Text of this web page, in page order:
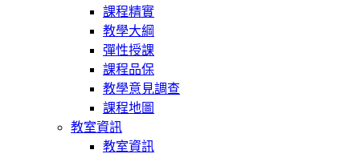
課程精實
教學大綱
彈性授課
課程品保
教學意見調查
課程地圖
教室資訊
教室資訊